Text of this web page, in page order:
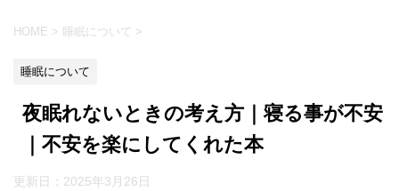
HOME > 睡眠について >
睡眠について
夜眠れないときの考え方｜寝る事が不安
｜不安を楽にしてくれた本
更新日： 2025年3月26日